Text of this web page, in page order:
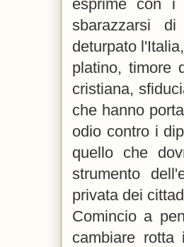
esprime con i
sbarazzarsi
deturpato
platino, timore
cristiana,
che hanno
odio contro i
quello che
strumento
privata dei
Comincio a
cambiare